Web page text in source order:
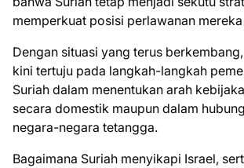
memperkuat posisi perlawanan
Dengan situasi yang terus
kini tertuju pada langkah-langkah
Suriah dalam menentukan arah
secara domestik maupun dalam
negara-negara tetangga.
Bagaimana Suriah menyikapi Israel,